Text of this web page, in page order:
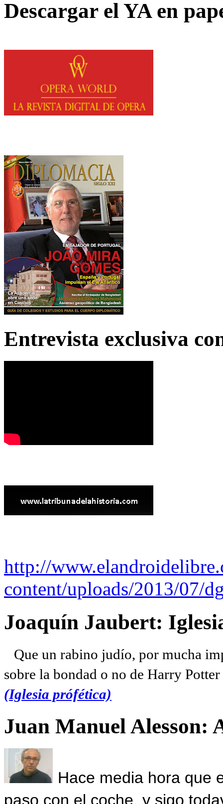
Descargar el YA en
Entrevista exclusiva
http://
content/uploads/2013/07/
Joaquín Jaubert:
Que un rabino judío, por mucha
sobre la bondad o no de Harry
(Iglesia prófética)
Juan Manuel Alesson:
Hace media hora que
paso con el coche, y sigo